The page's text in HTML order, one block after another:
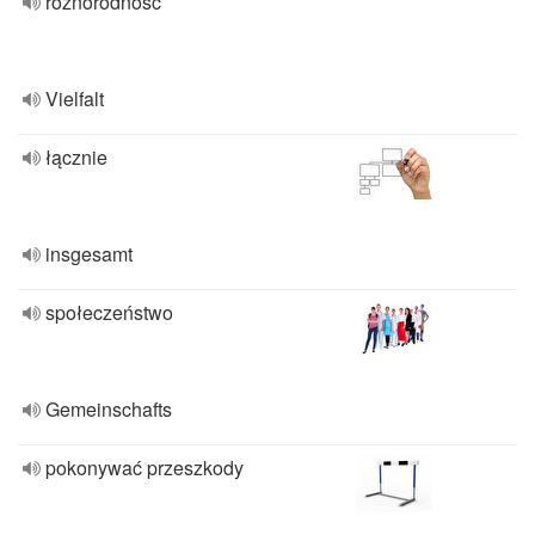
Vielfalt
łącznie
insgesamt
społeczeństwo
Gemeinschafts
pokonywać przeszkody